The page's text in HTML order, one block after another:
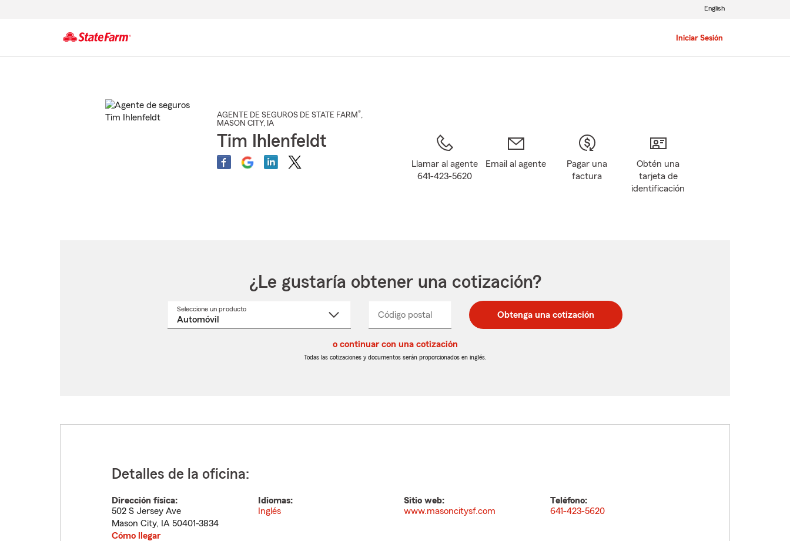
Iniciar Sesión
English
AGENTE DE SEGUROS DE STATE FARM®,
MASON CITY, IA
Tim Ihlenfeldt
Llamar al agente
641-423-5620
Email al agente
Pagar una
factura
Obtén una
tarjeta de
identificación
¿Le gustaría obtener una cotización?
Seleccione un productoSeleccione
Código postal
postal
de
postal
de
_____ Obtenga una cotización
o continuar con una cotización
Todas las cotizaciones y documentos serán proporcionados en inglés.
Detalles de la oficina:
Dirección física:
502 S Jersey Ave
Mason City, IA 50401-3834
Cómo llegar
Idiomas:
Inglés
Sitio web:
www.masoncitysf.com
Teléfono:
641-423-5620